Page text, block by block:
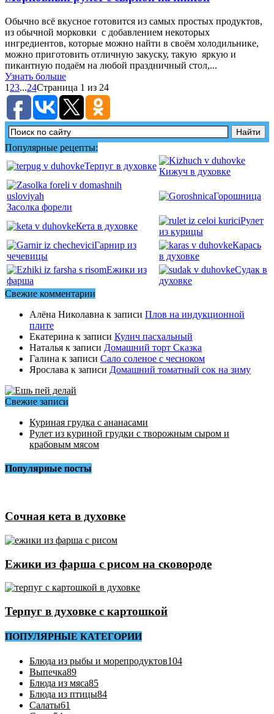
Обычно всё вкусное готовится из самых простых продуктов,
из обычной морковки с добавлением некоторых
ингредиентов, которые можно найти в своём холодильнике,
можно приготовить отличную закуску, такую яркую и
пикантную подаём на любой праздничный стол,...
Узнать больше
1 23...24Страница 1 из 24
Популярные рецепты:
Терпуг в духовке
Кижуч в духовке
Засолка форели
Горошница
Кета в духовке
Рулет
из курицы
Гарнир из
чечевицы
Карась
в духовке
Ежики из
фарша
Судак в
духовке
Свежие комментарии
Алёна Николавна к записи Плов на индукционной
плите
Екатерина к записи Кулич пасхальный
Наталья к записи Домашний торт Сказка
Галина к записи Сало соленое с чесноком
Ярослава к записи Домашний томатный сок на зиму
Свежие записи
Куриная грудка с ананасами
Рулет из куриной грудки с творожным сыром и
крабовым мясом
Популярные посты
Сочная кета в духовке
Ежики из фарша с рисом на сковороде
Терпуг в духовке с картошкой
ПОПУЛЯРНЫЕ КАТЕГОРИИ
Блюда из рыбы и морепродуктов104
Выпечка89
Блюда из мяса85
Блюда из птицы84
Салаты61